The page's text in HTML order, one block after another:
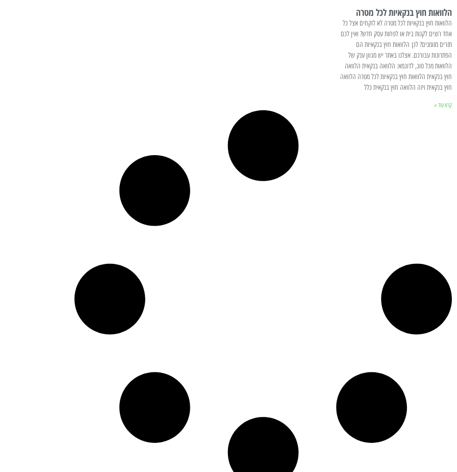
הלוואות חוץ בנקאיות לכל מטרה
הלוואות חוץ בנקאיות לכל מטרה לא לוקחים אצל כל
אחד רוצים לקנות בית או לפחות עסק חדש? ואין לכם
תזרים מזומנים? לכן הלוואות חוץ בנקאיות הם
הפתרונות עבורכם. אצלנו באתר יש מגוון ענק של
הלוואות מכל סוג, לדוגמא: הלוואה בנקאית הלוואה
חוץ בנקאית הלוואות חוץ בנקאיות לכל מטרה הלוואה
חוץ בנקאית ויזה הלוואה חוץ בנקאית כלל
קרא עוד »